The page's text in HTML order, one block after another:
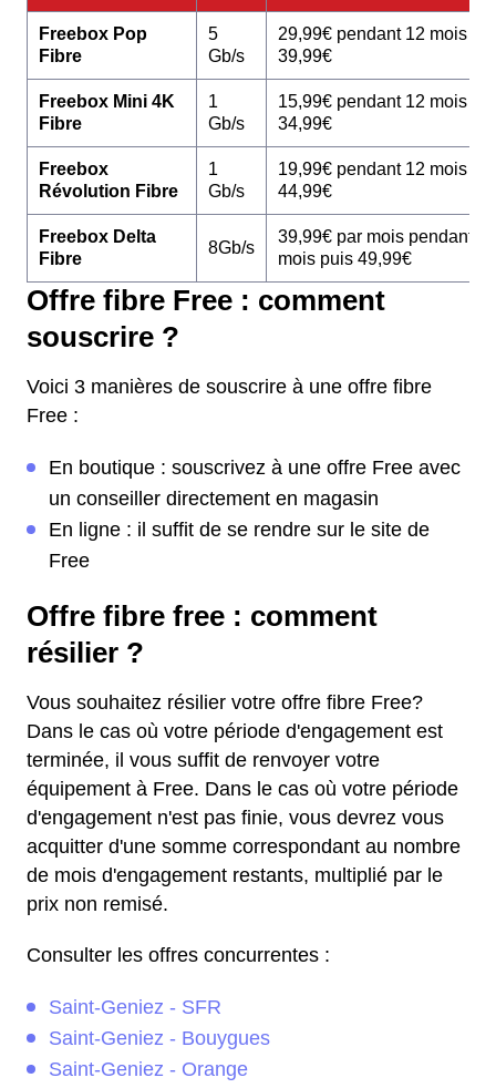
Freebox Pop
Fibre
5
Gb/s
29,99€ pendant 12 mois
39,99€
Freebox Mini 4K
Fibre
1
Gb/s
15,99€ pendant 12 mois
34,99€
Freebox
Révolution Fibre
1
Gb/s
19,99€ pendant 12 mois
44,99€
Freebox Delta
Fibre
8Gb/s
39,99€ par mois pendant 12
mois puis 49,99€
Offre fibre Free : comment
souscrire ?
Voici 3 manières de souscrire à une offre fibre
Free :
En boutique : souscrivez à une offre Free avec
un conseiller directement en magasin
En ligne : il suffit de se rendre sur le site de
Free
Offre fibre free : comment
résilier ?
Vous souhaitez résilier votre offre fibre Free?
Dans le cas où votre période d'engagement est
terminée, il vous suffit de renvoyer votre
équipement à Free. Dans le cas où votre période
d'engagement n'est pas finie, vous devrez vous
acquitter d'une somme correspondant au nombre
de mois d'engagement restants, multiplié par le
prix non remisé.
Consulter les offres concurrentes :
Saint-Geniez - SFR
Saint-Geniez - Bouygues
Saint-Geniez - Orange